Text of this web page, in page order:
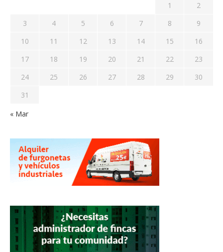
1
2
3
4 5 6 7 8
9
10
11 12 13 14 15
16
17
18 19 20 21 22
23
24
25 26 27 28 29
30
31
« Mar